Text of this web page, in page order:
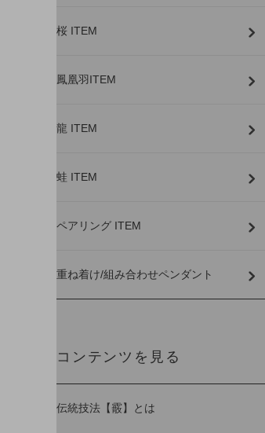
桜 ITEM
鳳凰羽ITEM
龍 ITEM
蛙 ITEM
ペアリング ITEM
重ね着け/組み合わせペンダント
コンテンツを見る
伝統技法【霰】とは